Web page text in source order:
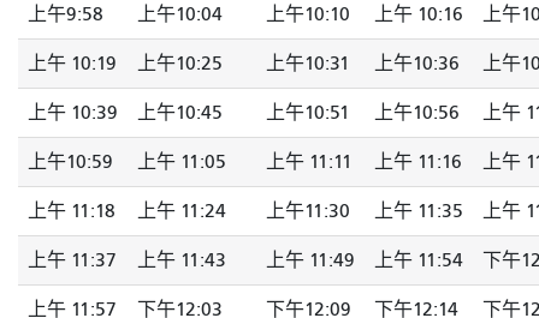
上午9:58 上午10:04 上午10:10 上午 10:16 上午
上午 10:19 上午10:25 上午10:31 上午10:36 上午
上午 10:39 上午10:45 上午10:51 上午10:56 上午
上午10:59 上午 11:05 上午 11:11 上午 11:16 上午
上午 11:18 上午 11:24 上午11:30 上午 11:35 上午
上午 11:37 上午 11:43 上午 11:49 上午 11:54 下午
上午 11:57 下午12:03 下午12:09 下午12:14 下午